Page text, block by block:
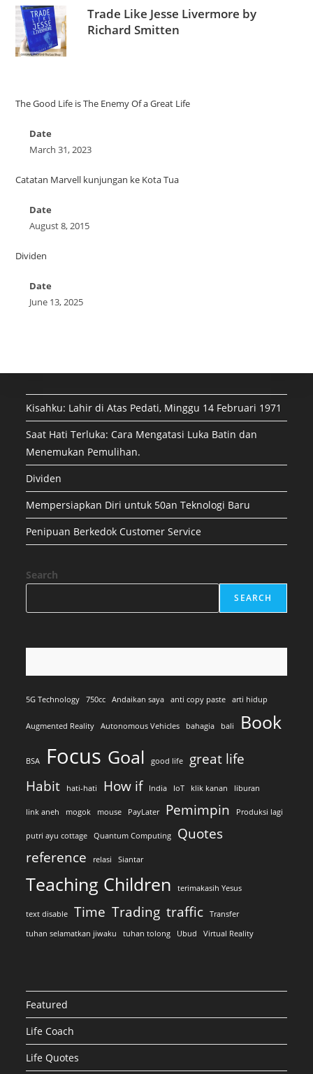
Trade Like Jesse Livermore by
Richard Smitten
The Good Life is The Enemy Of a Great Life
Date
March 31, 2023
Catatan Marvell kunjungan ke Kota Tua
Date
August 8, 2015
Dividen
Date
June 13, 2025
Kisahku: Lahir di Atas Pedati, Minggu 14 Februari 1971
Saat Hati Terluka: Cara Mengatasi Luka Batin dan
Menemukan Pemulihan.
Dividen
Mempersiapkan Diri untuk 50an Teknologi Baru
Penipuan Berkedok Customer Service
Search
SEARCH
5G Technology 750cc Andaikan saya anti copy paste arti hidup
Augmented Reality Autonomous Vehicles bahagia bali Book
BSA Focus Goal good life
great life
Habit
hati-hati How if India IoT klik kanan liburan
link aneh mogok mouse PayLater Pemimpin Produksi lagi
putri ayu cottage Quantum Computing
Quotes
reference
relasi Siantar
Teaching Children terimakasih Yesus
text disable Time Trading traffic
Transfer
tuhan selamatkan jiwaku
tuhan tolong Ubud Virtual Reality
Featured
Life Coach
Life Quotes